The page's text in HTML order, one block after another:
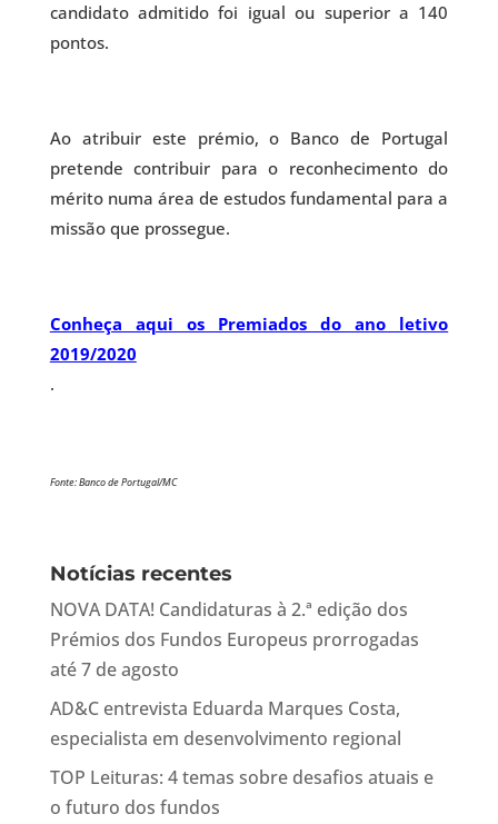
candidato admitido foi igual ou superior a 140
pontos.
Ao atribuir este prémio, o Banco de Portugal
pretende contribuir para o reconhecimento do
mérito numa área de estudos fundamental para a
missão que prossegue.
Conheça aqui os Premiados do ano letivo
2019/2020
.
Fonte: Banco de Portugal/MC
Notícias recentes
NOVA DATA! Candidaturas à 2.ª edição dos
Prémios dos Fundos Europeus prorrogadas
até 7 de agosto
AD&C entrevista Eduarda Marques Costa,
especialista em desenvolvimento regional
TOP Leituras: 4 temas sobre desafios atuais e
o futuro dos fundos